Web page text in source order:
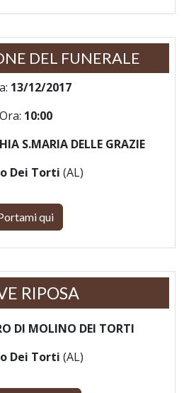
DEL FUNERALE
13/12/2017
Ora: 10:00
S.MARIA DELLE GRAZIE
Dei Torti (AL)
qui
RIPOSA
DI MOLINO DEI TORTI
Dei Torti (AL)